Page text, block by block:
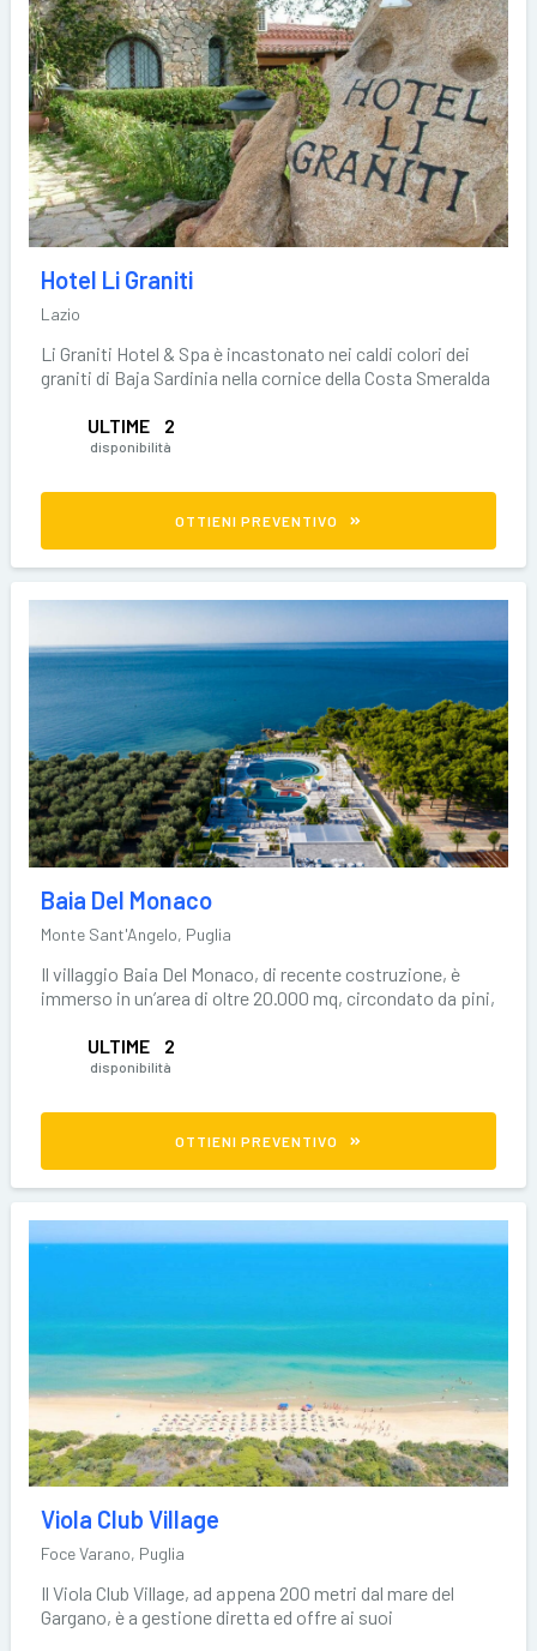
Hotel Li Graniti
Lazio
Li Graniti Hotel & Spa è incastonato nei caldi colori dei
graniti di Baja Sardinia nella cornice della Costa Smeralda
ULTIME 2
disponibilità
OTTIENI PREVENTIVO
Baia Del Monaco
Monte Sant'Angelo, Puglia
Il villaggio Baia Del Monaco, di recente costruzione, è
immerso in un’area di oltre 20.000 mq, circondato da pini,
ULTIME
2
disponibilità
OTTIENI PREVENTIVO
Viola Club Village
Foce Varano, Puglia
Il Viola Club Village, ad appena 200 metri dal mare del
Gargano, è a gestione diretta ed offre ai suoi